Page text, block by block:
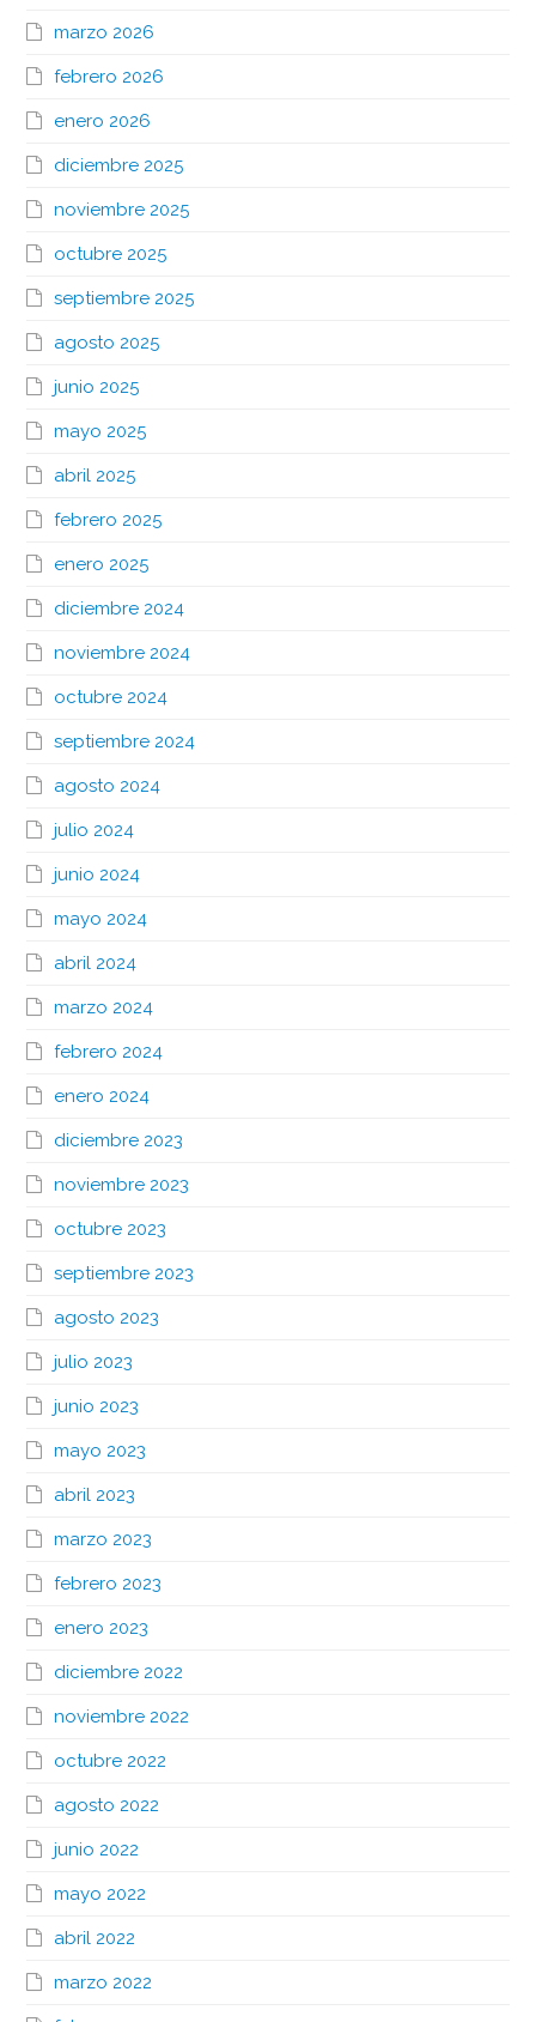
marzo 2026
febrero 2026
enero 2026
diciembre 2025
noviembre 2025
octubre 2025
septiembre 2025
agosto 2025
junio 2025
mayo 2025
abril 2025
febrero 2025
enero 2025
diciembre 2024
noviembre 2024
octubre 2024
septiembre 2024
agosto 2024
julio 2024
junio 2024
mayo 2024
abril 2024
marzo 2024
febrero 2024
enero 2024
diciembre 2023
noviembre 2023
octubre 2023
septiembre 2023
agosto 2023
julio 2023
junio 2023
mayo 2023
abril 2023
marzo 2023
febrero 2023
enero 2023
diciembre 2022
noviembre 2022
octubre 2022
agosto 2022
junio 2022
mayo 2022
abril 2022
marzo 2022